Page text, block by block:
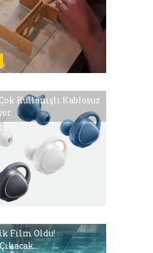
Kullanışlı Kablosuz
Film Oldu!